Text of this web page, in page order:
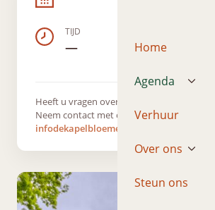
Home
Agenda
Verhuur
Over ons
Steun ons
TIJD
—
Heeft u vragen over dit evenement?
Neem contact met ons op via
infodekapelbloemendaal@gmail.com